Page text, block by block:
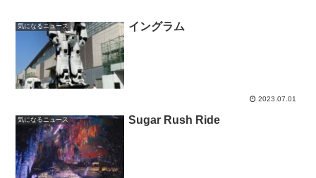
気になるニュース イングラム
2023.07.01
気になるニュース Sugar Rush Ride